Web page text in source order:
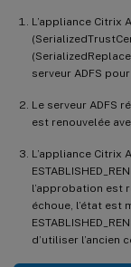
L’appliance Citrix
serveur ADFS
Le serveur ADFS
est renouvelée
L’appliance Citrix
l’approbation est
échoue, l’état est
d’utiliser l’ancien